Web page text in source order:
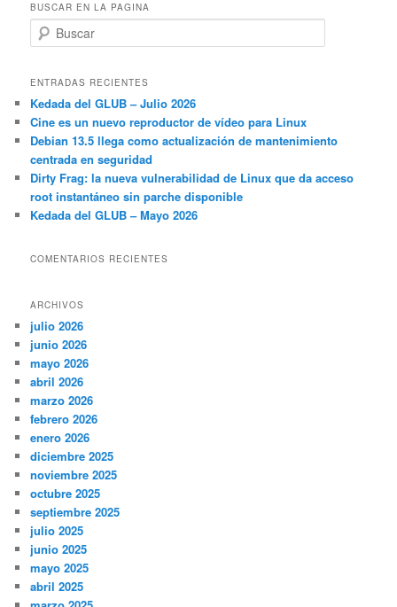
BUSCAR EN LA PAGINA
u
c
r
ENTRADAS RECIENTES
Kedada del GLUB – Julio 2026
Cine es un nuevo reproductor de vídeo para Linux
Debian 13.5 llega como actualización de mantenimiento
centrada en seguridad
Dirty Frag: la nueva vulnerabilidad de Linux que da acceso
root instantáneo sin parche disponible
Kedada del GLUB – Mayo 2026
COMENTARIOS RECIENTES
ARCHIVOS
julio 2026
junio 2026
mayo 2026
abril 2026
marzo 2026
febrero 2026
enero 2026
diciembre 2025
noviembre 2025
octubre 2025
septiembre 2025
julio 2025
junio 2025
mayo 2025
abril 2025